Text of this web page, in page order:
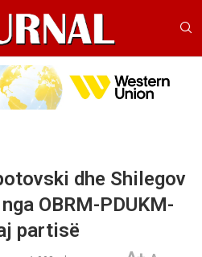
dhe Shilegov
OBRM-PDUKM-
partisë